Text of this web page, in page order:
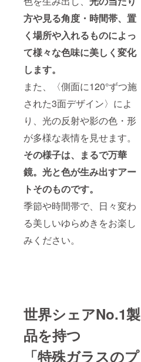
方や見る角度・時間帯、置
く場所や入れるものによっ
て様々な色味に美しく変化
します。
また、〈側面に120°ずつ施
された3面デザイン〉によ
り、光の反射や影の色・形
が多様な表情を見せます。
その様子は、まるで万華
鏡。光と色が生み出すアー
トそのものです。
季節や時間帯で、日々変わ
る美しいゆらめきをお楽し
みください。
世界シェアNo.1製
品を持つ
「特殊ガラスのプ